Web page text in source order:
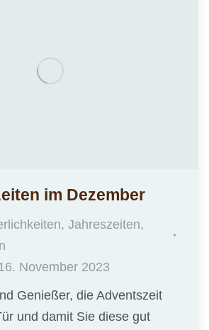
im Dezember
, Jahreszeiten,
16. November 2023
Genießer, die Adventszeit
und damit Sie diese gut